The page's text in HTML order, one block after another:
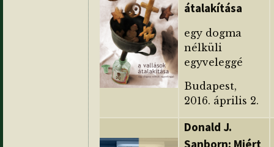
átalakítása
egy dogma
nélküli
egyveleggé
Budapest,
2016. április 2.
Donald J.